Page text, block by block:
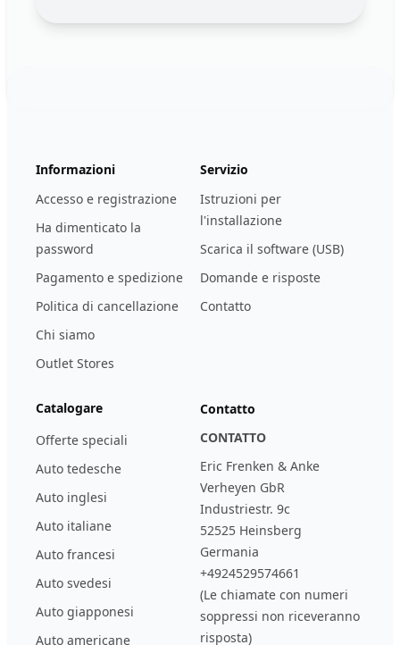
Informazioni
Accesso e registrazione
Ha dimenticato la
password
Pagamento e spedizione
Politica di cancellazione
Chi siamo
Outlet Stores
Servizio
Istruzioni per
l'installazione
Scarica il software (USB)
Domande e risposte
Contatto
Catalogare
Offerte speciali
Auto tedesche
Auto inglesi
Auto italiane
Auto francesi
Auto svedesi
Auto giapponesi
Auto americane
Contatto
CONTATTO
Eric Frenken & Anke
Verheyen GbR
Industriestr. 9c
52525 Heinsberg
Germania
+4924529574661
(Le chiamate con numeri
soppressi non riceveranno
risposta)